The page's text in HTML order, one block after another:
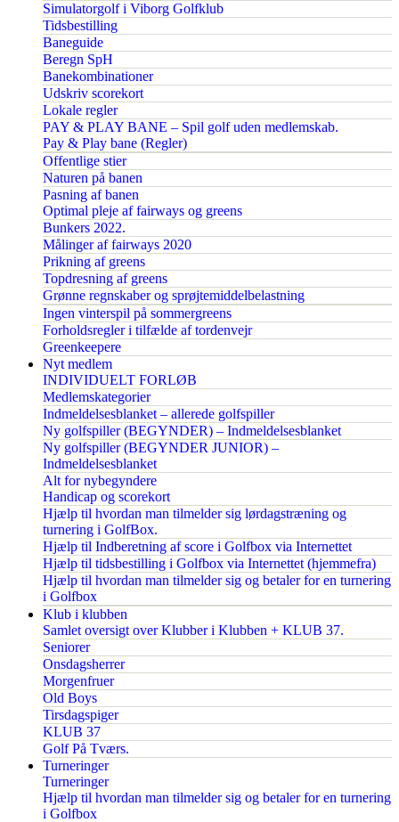
Simulatorgolf i Viborg Golfklub
Tidsbestilling
Baneguide
Beregn SpH
Banekombinationer
Udskriv scorekort
Lokale regler
PAY & PLAY BANE – Spil golf uden medlemskab.
Pay & Play bane (Regler)
Offentlige stier
Naturen på banen
Pasning af banen
Optimal pleje af fairways og greens
Bunkers 2022.
Målinger af fairways 2020
Prikning af greens
Topdresning af greens
Grønne regnskaber og sprøjtemiddelbelastning
Ingen vinterspil på sommergreens
Forholdsregler i tilfælde af tordenvejr
Greenkeepere
Nyt medlem
INDIVIDUELT FORLØB
Medlemskategorier
Indmeldelsesblanket – allerede golfspiller
Ny golfspiller (BEGYNDER) – Indmeldelsesblanket
Ny golfspiller (BEGYNDER JUNIOR) –
Indmeldelsesblanket
Alt for nybegyndere
Handicap og scorekort
Hjælp til hvordan man tilmelder sig lørdagstræning og
turnering i GolfBox.
Hjælp til Indberetning af score i Golfbox via Internettet
Hjælp til tidsbestilling i Golfbox via Internettet (hjemmefra)
Hjælp til hvordan man tilmelder sig og betaler for en turnering
i Golfbox
Klub i klubben
Samlet oversigt over Klubber i Klubben + KLUB 37.
Seniorer
Onsdagsherrer
Morgenfruer
Old Boys
Tirsdagspiger
KLUB 37
Golf På Tværs.
Turneringer
Turneringer
Hjælp til hvordan man tilmelder sig og betaler for en turnering
i Golfbox